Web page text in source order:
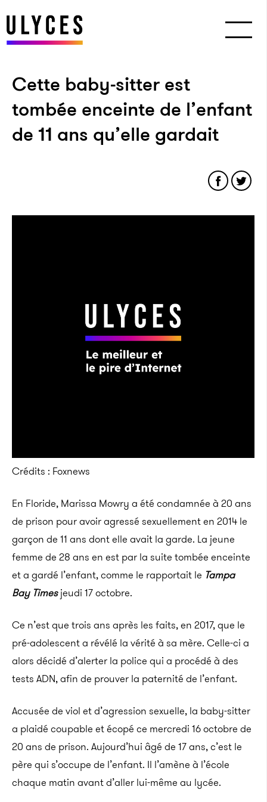
Cette baby-sitter est
tombée enceinte de l’enfant
de 11 ans qu’elle gardait
Crédits : Foxnews
En Floride, Marissa Mowry a été condamnée à 20 ans
de prison pour avoir agressé sexuellement en 2014 le
garçon de 11 ans dont elle avait la garde. La jeune
femme de 28 ans en est par la suite tombée enceinte
et a gardé l’enfant, comme le rapportait le Tampa
Bay Timesjeudi 17 octobre.
Ce n’est que trois ans après les faits, en 2017, que le
pré-adolescent a révélé la vérité à sa mère. Celle-ci a
alors décidé d’alerter la police qui a procédé à des
tests ADN, afin de prouver la paternité de l’enfant.
Accusée de viol et d’agression sexuelle, la baby-sitter
a plaidé coupable et écopé ce mercredi 16 octobre de
20 ans de prison. Aujourd’hui âgé de 17 ans, c’est le
père qui s’occupe de l’enfant. Il l’amène à l’école
chaque matin avant d’aller lui-même au lycée.